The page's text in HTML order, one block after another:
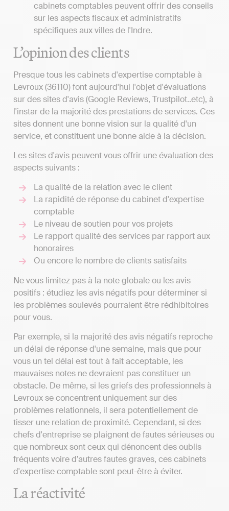
cabinets comptables peuvent offrir des conseils
sur les aspects fiscaux et administratifs
spécifiques aux villes de l'Indre.
L’opinion des clients
Presque tous les cabinets d'expertise comptable à
Levroux (36110) font aujourd'hui l'objet d'évaluations
sur des sites d'avis (Google Reviews, Trustpilot..etc), à
l'instar de la majorité des prestations de services. Ces
sites donnent une bonne vision sur la qualité d'un
service, et constituent une bonne aide à la décision.
Les sites d'avis peuvent vous offrir une évaluation des
aspects suivants :
La qualité de la relation avec le client
La rapidité de réponse du cabinet d'expertise
comptable
Le niveau de soutien pour vos projets
Le rapport qualité des services par rapport aux
honoraires
Ou encore le nombre de clients satisfaits
Ne vous limitez pas à la note globale ou les avis
positifs : étudiez les avis négatifs pour déterminer si
les problèmes soulevés pourraient être rédhibitoires
pour vous.
Par exemple, si la majorité des avis négatifs reproche
un délai de réponse d'une semaine, mais que pour
vous un tel délai est tout à fait acceptable, les
mauvaises notes ne devraient pas constituer un
obstacle. De même, si les griefs des professionnels à
Levroux se concentrent uniquement sur des
problèmes relationnels, il sera potentiellement de
tisser une relation de proximité. Cependant, si des
chefs d'entreprise se plaignent de fautes sérieuses ou
que nombreux sont ceux qui dénoncent des oublis
fréquents voire d’autres fautes graves, ces cabinets
d'expertise comptable sont peut-être à éviter.
La réactivité